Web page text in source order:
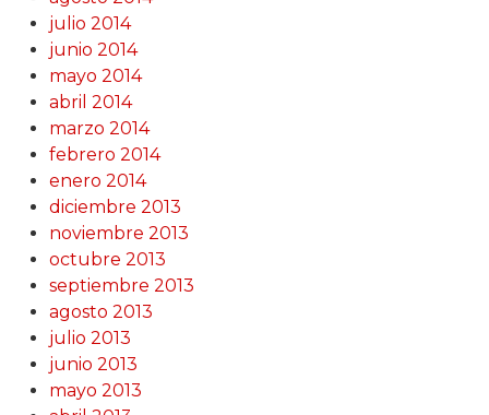
julio 2014
junio 2014
mayo 2014
abril 2014
marzo 2014
febrero 2014
enero 2014
diciembre 2013
noviembre 2013
octubre 2013
septiembre 2013
agosto 2013
julio 2013
junio 2013
mayo 2013